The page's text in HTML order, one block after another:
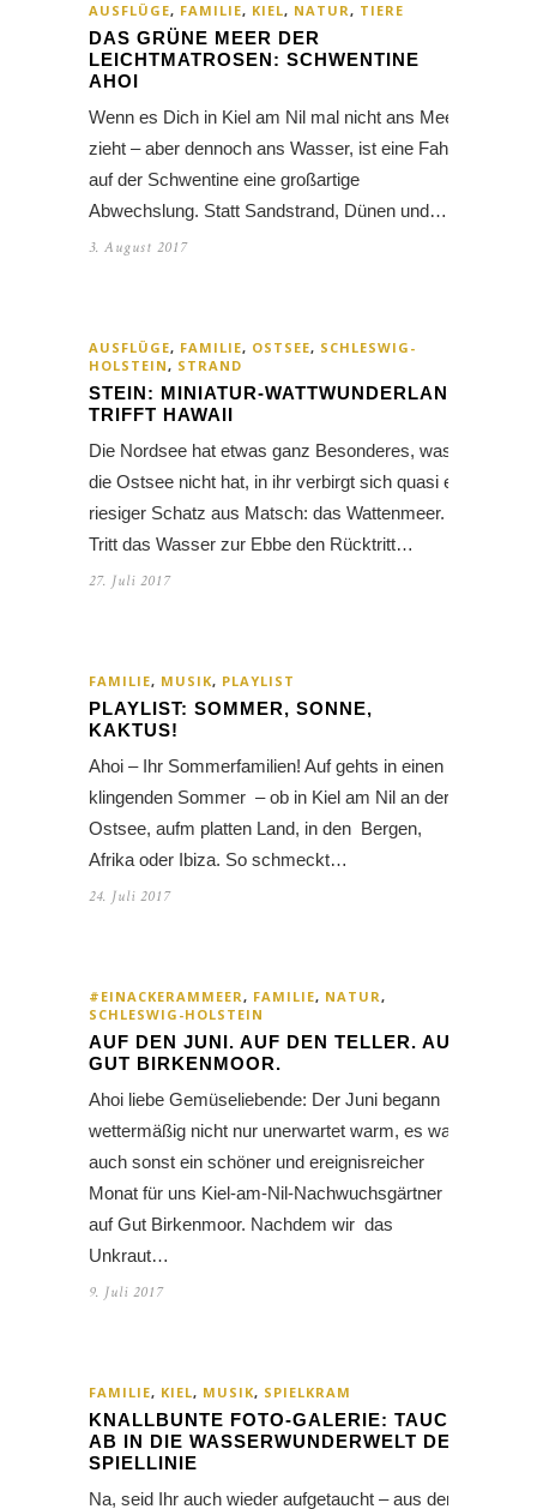
AUSFLÜGE, FAMILIE, KIEL, NATUR, TIERE
DAS GRÜNE MEER DER
LEICHTMATROSEN: SCHWENTINE
AHOI
Wenn es Dich in Kiel am Nil mal nicht ans Meer
zieht – aber dennoch ans Wasser, ist eine Fahrt
auf der Schwentine eine großartige
Abwechslung. Statt Sandstrand, Dünen und…
3. August 2017
AUSFLÜGE, FAMILIE, OSTSEE, SCHLESWIG-
HOLSTEIN, STRAND
STEIN: MINIATUR-WATTWUNDERLAND
TRIFFT HAWAII
Die Nordsee hat etwas ganz Besonderes, was
die Ostsee nicht hat, in ihr verbirgt sich quasi ein
riesiger Schatz aus Matsch: das Wattenmeer.
Tritt das Wasser zur Ebbe den Rücktritt…
27. Juli 2017
FAMILIE, MUSIK, PLAYLIST
PLAYLIST: SOMMER, SONNE,
KAKTUS!
Ahoi – Ihr Sommerfamilien! Auf gehts in einen
klingenden Sommer – ob in Kiel am Nil an der
Ostsee, aufm platten Land, in den Bergen,
Afrika oder Ibiza. So schmeckt…
24. Juli 2017
#EINACKERAMMEER, FAMILIE, NATUR,
SCHLESWIG-HOLSTEIN
AUF DEN JUNI. AUF DEN TELLER. AUF
GUT BIRKENMOOR.
Ahoi liebe Gemüseliebende: Der Juni begann
wettermäßig nicht nur unerwartet warm, es war
auch sonst ein schöner und ereignisreicher
Monat für uns Kiel-am-Nil-Nachwuchsgärtner
auf Gut Birkenmoor. Nachdem wir das
Unkraut…
9. Juli 2017
FAMILIE, KIEL, MUSIK, SPIELKRAM
KNALLBUNTE FOTO-GALERIE: TAUCH
AB IN DIE WASSERWUNDERWELT DER
SPIELLINIE
Na, seid Ihr auch wieder aufgetaucht – aus der